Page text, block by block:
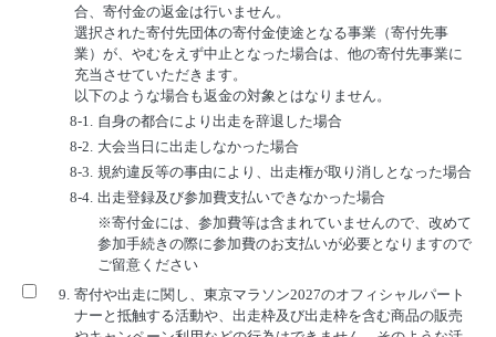
合、寄付金の返金は行いません。
選択された寄付先団体の寄付金使途となる事業（寄付先事
業）が、やむをえず中止となった場合は、他の寄付先事業に
充当させていただきます。
以下のような場合も返金の対象とはなりません。
8-1. 自身の都合により出走を辞退した場合
8-2. 大会当日に出走しなかった場合
8-3. 規約違反等の事由により、出走権が取り消しとなった場合
8-4. 出走登録及び参加費支払いできなかった場合
※寄付金には、参加費等は含まれていませんので、改めて
参加手続きの際に参加費のお支払いが必要となりますので
ご留意ください
9. 寄付や出走に関し、東京マラソン2027のオフィシャルパート
ナーと抵触する活動や、出走枠及び出走枠を含む商品の販売